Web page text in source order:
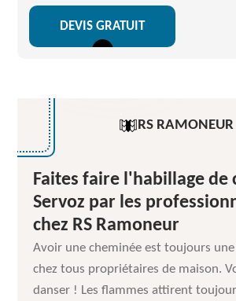
DEVIS GRATUIT
RS RAMONEUR
Faites faire l'habillage de
Servoz par les
chez RS Ramoneur
Avoir une cheminée est toujours
chez tous propriétaires de maison.
danser ! Les flammes attirent